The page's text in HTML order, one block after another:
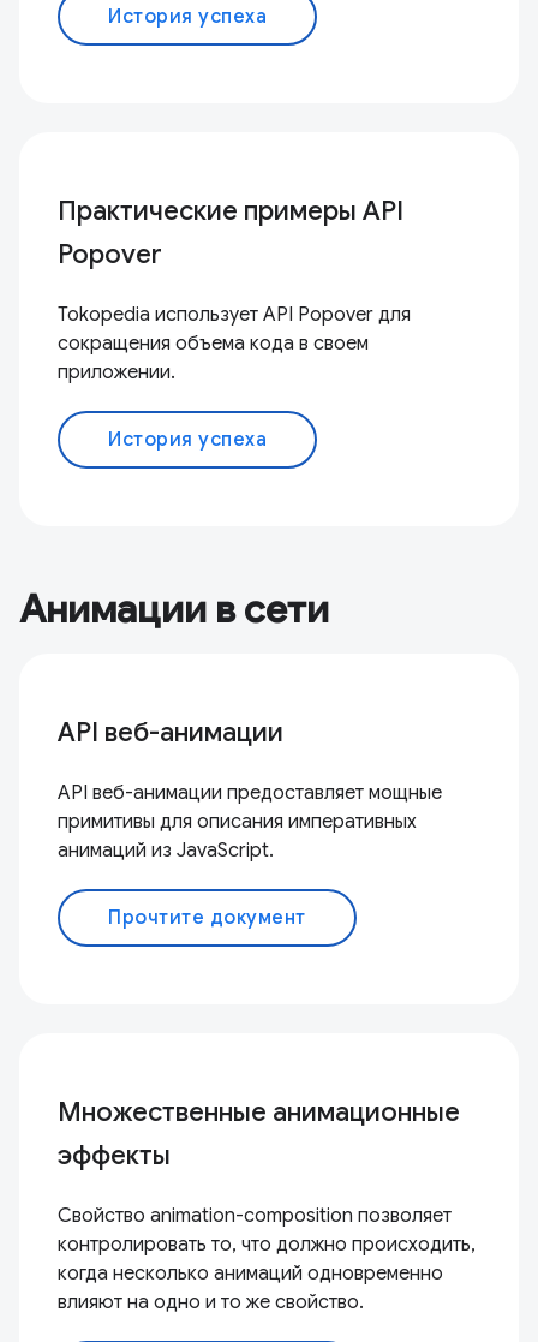
История успеха
Практические примеры API
Popover
Tokopedia использует API Popover для
сокращения объема кода в своем
приложении.
История успеха
Анимации в сети
API веб-анимации
API веб-анимации предоставляет мощные
примитивы для описания императивных
анимаций из JavaScript.
Прочтите документ
Множественные анимационные
эффекты
Свойство animation-composition позволяет
контролировать то, что должно происходить,
когда несколько анимаций одновременно
влияют на одно и то же свойство.